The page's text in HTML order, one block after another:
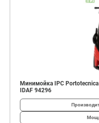
Минимойка IPC
IDAF 94296